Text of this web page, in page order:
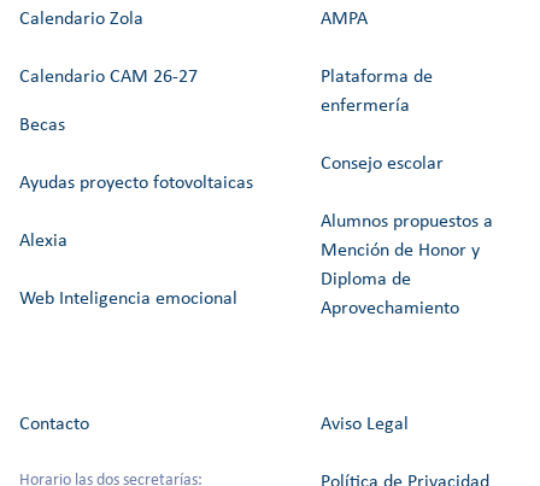
Calendario Zola
Calendario CAM 26-27
Becas
Ayudas proyecto fotovoltaicas
Alexia
Web Inteligencia emocional
AMPA
Plataforma de
enfermería
Consejo escolar
Alumnos propuestos a
Mención de Honor y
Diploma de
Aprovechamiento
Contacto
Horario las dos secretarías:
Aviso Legal
Política de Privacidad